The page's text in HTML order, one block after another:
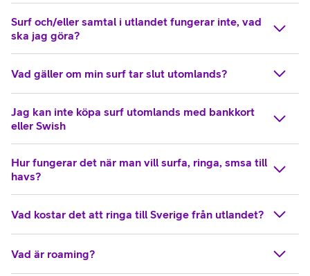
Surf och/eller samtal i utlandet fungerar inte, vad
ska jag göra?
Vad gäller om min surf tar slut utomlands?
Jag kan inte köpa surf utomlands med bankkort
eller Swish
Hur fungerar det när man vill surfa, ringa, smsa till
havs?
Vad kostar det att ringa till Sverige från utlandet?
Vad är roaming?